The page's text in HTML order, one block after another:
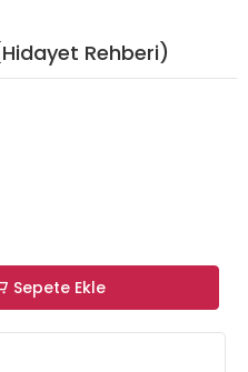
Rehberi)
Sepete Ekle